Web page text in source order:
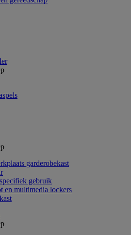
garderobekast
gebruik
en multimedia lockers